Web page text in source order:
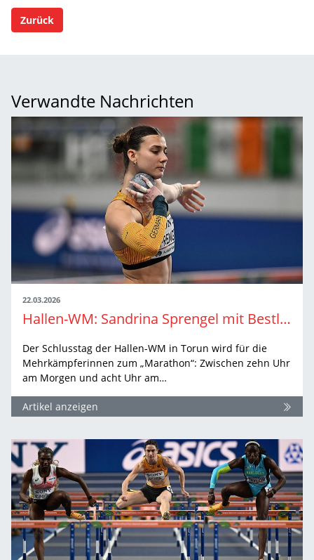
Zurück
Verwandte Nachrichten
22.03.2026
Hallen-WM: Sandrina Sprengel mit Bestleistung Achte
Der Schlusstag der Hallen-WM in Torun wird für die
Mehrkämpferinnen zum „Marathon“: Zwischen zehn Uhr
am Morgen und acht Uhr am…
Artikel anzeigen